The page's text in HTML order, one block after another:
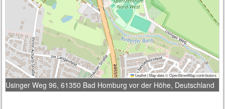
Leaflet |Map data ©OpenStreetMapcontributors
Usinger Weg 96, 61350 Bad Homburg vor der Höhe, Deutschland